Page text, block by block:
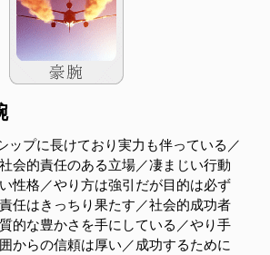
ップに長けており実力も伴っている／
会的責任のある立場／凄まじい行動
性格／やり方は強引だが目的は必ず
任はきっちり果たす／社会的成功者
的な豊かさを手にしている／やり手
からの信頼は厚い／成功するために